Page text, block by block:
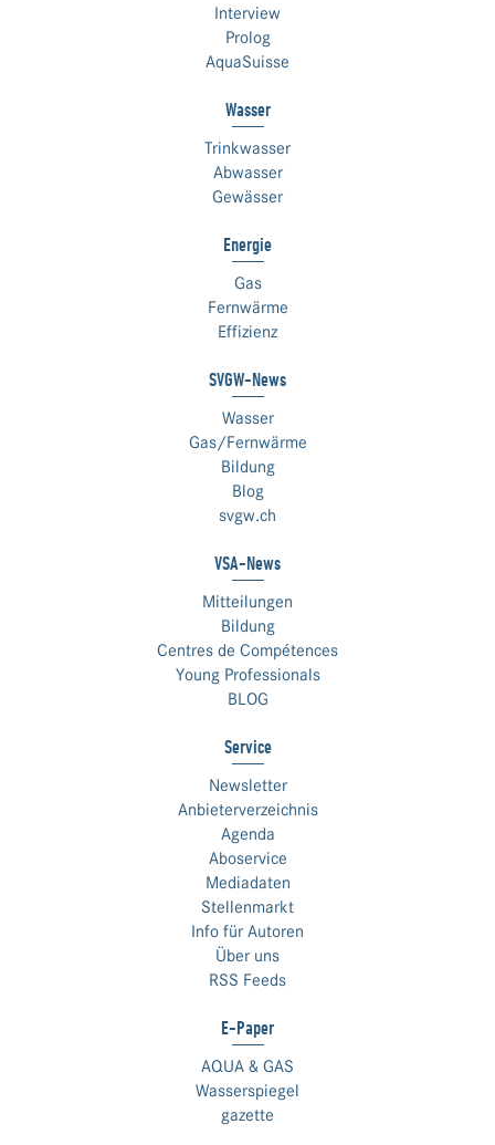
Interview
Prolog
AquaSuisse
Wasser
Trinkwasser
Abwasser
Gewässer
Energie
Gas
Fernwärme
Effizienz
SVGW-News
Wasser
Gas/Fernwärme
Bildung
Blog
svgw.ch
VSA-News
Mitteilungen
Bildung
Centres de Compétences
Young Professionals
BLOG
Service
Newsletter
Anbieterverzeichnis
Agenda
Aboservice
Mediadaten
Stellenmarkt
Info für Autoren
Über uns
RSS Feeds
E-Paper
AQUA & GAS
Wasserspiegel
gazette